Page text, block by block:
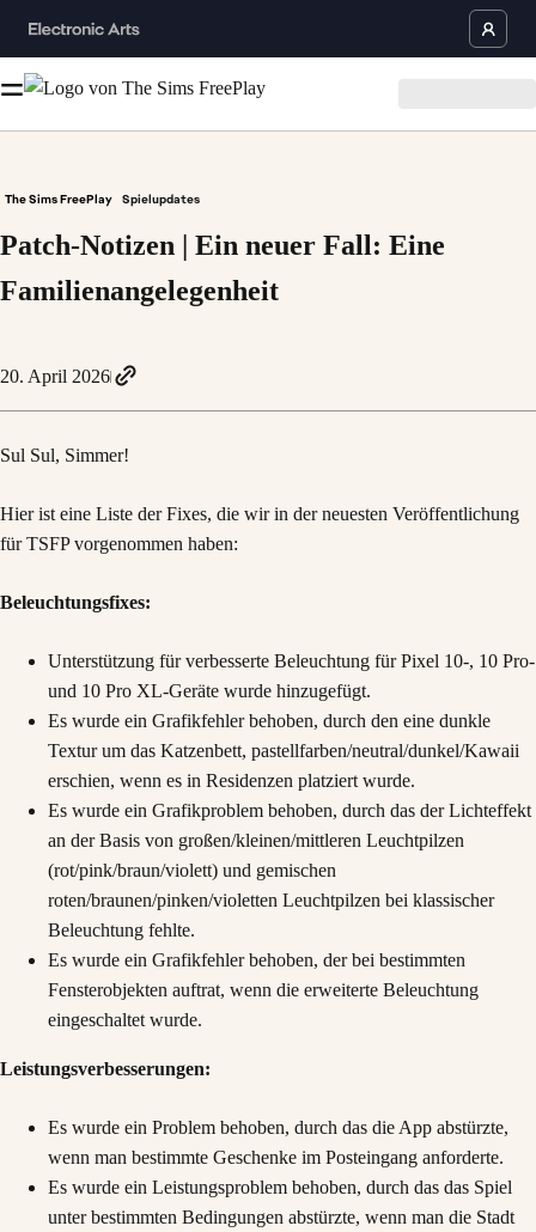
The Sims FreePlay Spielupdates
Patch-Notizen | Ein neuer Fall: Eine
Familienangelegenheit
20. April 2026
Sul Sul, Simmer!
Hier ist eine Liste der Fixes, die wir in der neuesten Veröffentlichung
für TSFP vorgenommen haben:
Beleuchtungsfixes:
Unterstützung für verbesserte Beleuchtung für Pixel 10-, 10 Pro-
und 10 Pro XL-Geräte wurde hinzugefügt.
Es wurde ein Grafikfehler behoben, durch den eine dunkle
Textur um das Katzenbett, pastellfarben/neutral/dunkel/Kawaii
erschien, wenn es in Residenzen platziert wurde.
Es wurde ein Grafikproblem behoben, durch das der Lichteffekt
an der Basis von großen/kleinen/mittleren Leuchtpilzen
(rot/pink/braun/violett) und gemischen
roten/braunen/pinken/violetten Leuchtpilzen bei klassischer
Beleuchtung fehlte.
Es wurde ein Grafikfehler behoben, der bei bestimmten
Fensterobjekten auftrat, wenn die erweiterte Beleuchtung
eingeschaltet wurde.
Leistungsverbesserungen:
Es wurde ein Problem behoben, durch das die App abstürzte,
wenn man bestimmte Geschenke im Posteingang anforderte.
Es wurde ein Leistungsproblem behoben, durch das das Spiel
unter bestimmten Bedingungen abstürzte, wenn man die Stadt